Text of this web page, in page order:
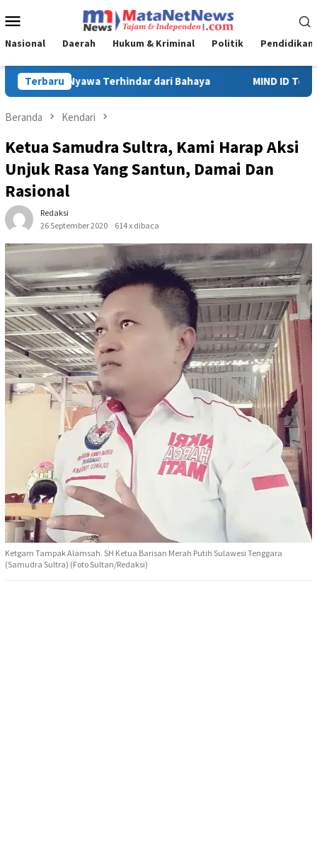
ke
Mobile
Nasional Daerah Hukum & Kriminal Politik Pendidikan
Terbaru
MIND ID Tegaskan Dukungan Penuh Bagi PT Vale di
Beranda Kendari
Ketua Samudra Sultra, Kami Harap Aksi
Unjuk Rasa Yang Santun, Damai Dan
Rasional
Redaksi
26 September 2020
614 x dibaca
Ketgam Tampak Alamsah. SH Ketua Barisan Merah Putih Sulawesi Tenggara
(Samudra Sultra) (Foto Sultan/Redaksi)